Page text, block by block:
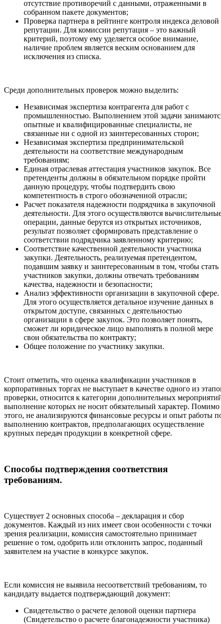
отсутствие противоречий с данными, отраженными в
собранном пакете документов;
Проверка партнера в рейтинге контроля индекса деловой
репутации. Для комиссии репутация – это важный
критерий, поэтому ему уделяется особое внимание,
наличие проблем является веским основанием для
исключения из списка.
Среди дополнительных проверок можно выделить:
Независимая экспертиза контрагента для работ с
промышленностью. Выполнением этой задачи
опытные и квалифицированные специалисты, не
связанные ни с одной из заинтересованных сторон;
Независимая экспертиза предпринимательской
деятельности на соответствие международным
требованиям;
Единая отраслевая аттестация участников закупок. Все
претенденты должны в обязательном порядке пройти
данную процедуру, чтобы подтвердить свою
компетентность в строго обозначенной отрасли;
Расчет показателя надежности подрядчика в закупочной
деятельности. Для этого осуществляются
операции, данные берутся из открытых источников,
результат позволяет сформировать представление о
соответствии подрядчика заявленному критерию;
Соответствие качественной деятельности участника
закупки. Деятельность, реализуемая претендентом,
подавшим заявку и заинтересованным в том, чтобы стать
участников закупки, должны отвечать требованиям
качества, надежности и безопасности;
Анализ эффективности организации в закупочной сфере.
Для этого осуществляется детальное изучение данных в
открытом доступе, связанных с деятельностью
организации в сфере закупок. Это позволяет понять,
сможет ли юридическое лицо выполнять в полной мере
свои обязательства по контракту;
Общее положение по участнику закупки.
Стоит отметить, что оценка квалификации участников в
корпоративных торгах не выступает в качестве одного из
проверки, относится к категории дополнительных
выполнение которых не носит обязательный характер. Помимо
этого, не анализируются финансовые ресурсы и опыт работы
выполнению контрактов, предполагающих осуществление
крупных передач продукции в конкретной сфере.
Способы подтверждения соответствия
требованиям.
Существует 2 основных способа – декларация и сбор
документов. Каждый из них имеет свои особенности с точки
зрения реализации, комиссия самостоятельно принимает
решение о том, одобрить или отклонить запрос, поданный
заявителем на участие в конкурсе закупок.
Если комиссия не выявила несоответствий требованиям, то
кандидату выдается подтверждающий документ:
Свидетельство о расчете деловой оценки партнера
(Свидетельство о расчете благонадежности участника)